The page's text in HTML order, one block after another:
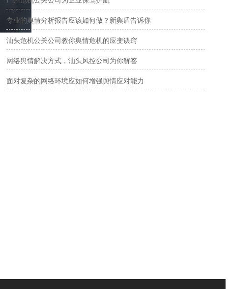
专业的舆情分析报告应该如何做？新舆盾告诉你
汕头危机公关公司教你舆情危机的应变诀窍
网络舆情解决方式，汕头风控公司为你解答
面对复杂的网络环境应如何增强舆情应对能力